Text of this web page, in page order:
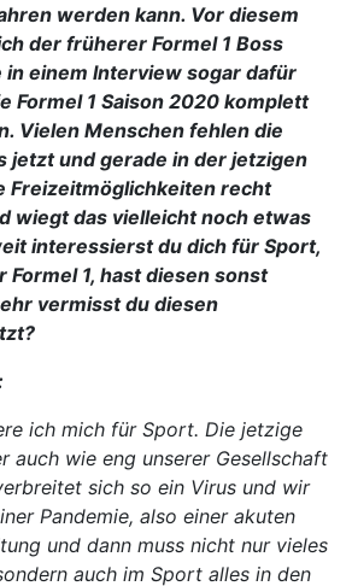
werden kann. Vor diesem
der früherer Formel 1 Boss
in einem Interview sogar dafür
Formel 1 Saison 2020 komplett
Vielen Menschen fehlen die
jetzt und gerade in der jetzigen
Freizeitmöglichkeiten recht
wiegt das vielleicht noch etwas
interessierst du dich für Sport,
Formel 1, hast diesen sonst
vermisst du diesen
ich mich für Sport. Die jetzige
auch wie eng unserer Gesellschaft
sich so ein Virus und wir
Pandemie, also einer akuten
und dann muss nicht nur vieles
auch im Sport alles in den